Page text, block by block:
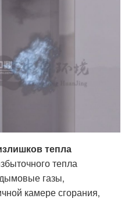
тепла
тепла
газы,
камере сгорания,